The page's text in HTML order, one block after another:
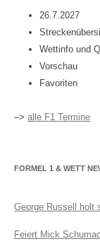
26.7.2027
Wettinfo und
Vorschau
Favoriten
–> alle F1 Termine
FORMEL 1 & WETT
George Russell holt
Feiert Mick